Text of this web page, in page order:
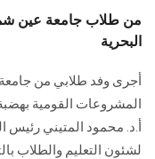
البحرية
أجرى وفد طلابي من
المشروعات القومية
أ.د. محمود المتيني رئيس
لشئون التعليم والطلاب